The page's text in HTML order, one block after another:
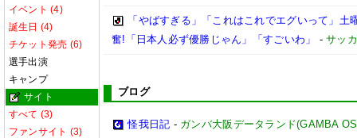
イベント (4)
誕生日 (4)
チケット発売 (6)
選手出演
キャンプ
サイト
すべて (3)
ファンサイト (3)
「やばすぎる」「これはこれでエグいって」
奮!「日本人必ず優勝じゃん」「すごいわ」
-サッ
ブログ
怪我日記 - ガンバ大阪データランド(GAMBA